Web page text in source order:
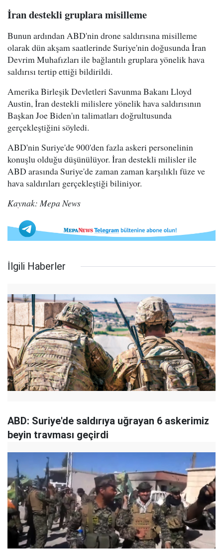
İran destekli gruplara misilleme
Bunun ardından ABD'nin drone saldırısına misilleme
olarak dün akşam saatlerinde Suriye'nin doğusunda İran
Devrim Muhafızları ile bağlantılı gruplara yönelik hava
saldırısı tertip ettiği bildirildi.
Amerika Birleşik Devletleri Savunma Bakanı Lloyd
Austin, İran destekli milislere yönelik hava saldırısının
Başkan Joe Biden'ın talimatları doğrultusunda
gerçekleştiğini söyledi.
ABD'nin Suriye'de 900'den fazla askeri personelinin
konuşlu olduğu düşünülüyor. İran destekli milisler ile
ABD arasında Suriye'de zaman zaman karşılıklı füze ve
hava saldırıları gerçekleştiği biliniyor.
Kaynak: Mepa News
İlgili Haberler
ABD: Suriye'de saldırıya uğrayan 6 askerimiz
beyin travması geçirdi